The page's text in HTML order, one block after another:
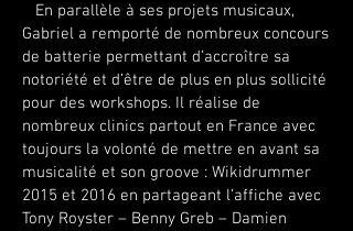
En parallèle à ses projets musicaux,
Gabriel a remporté de nombreux concours
de batterie permettant d’accroître sa
notoriété et d’être de plus en plus sollicité
pour des workshops. Il réalise de
nombreux clinics partout en France avec
toujours la volonté de mettre en avant sa
musicalité et son groove : Wikidrummer
2015 et 2016 en partageant l’affiche avec
Tony Royster – Benny Greb – Damien